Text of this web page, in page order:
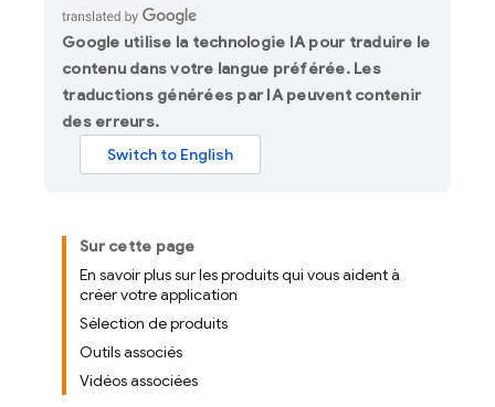
Google utilise la technologie IA pour traduire le
contenu dans votre langue préférée. Les
traductions générées par IA peuvent contenir
des erreurs.
Sur cette page
En savoir plus sur les produits qui vous aident à
créer votre application
Sélection de produits
Outils associés
Vidéos associées